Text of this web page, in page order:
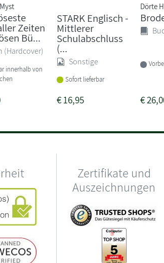
Zeiten
Bü...
(Hardcover)
innerhalb von
STARK Englisch -
Mittlerer
Schulabschluss
(...
Sonstige
Sofort lieferbar
€16,95
Dörte
€
Zertifikate und
Auszeichnungen